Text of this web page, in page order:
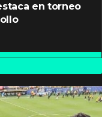
en torneo